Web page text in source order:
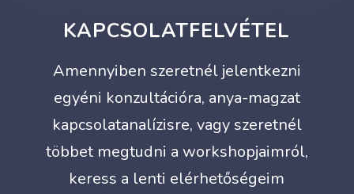
KAPCSOLATFELVÉTEL
Amennyiben szeretnél jelentkezni
egyéni konzultációra, anya-magzat
kapcsolatanalízisre, vagy szeretnél
többet megtudni a workshopjaimról,
keress a lenti elérhetőségeim